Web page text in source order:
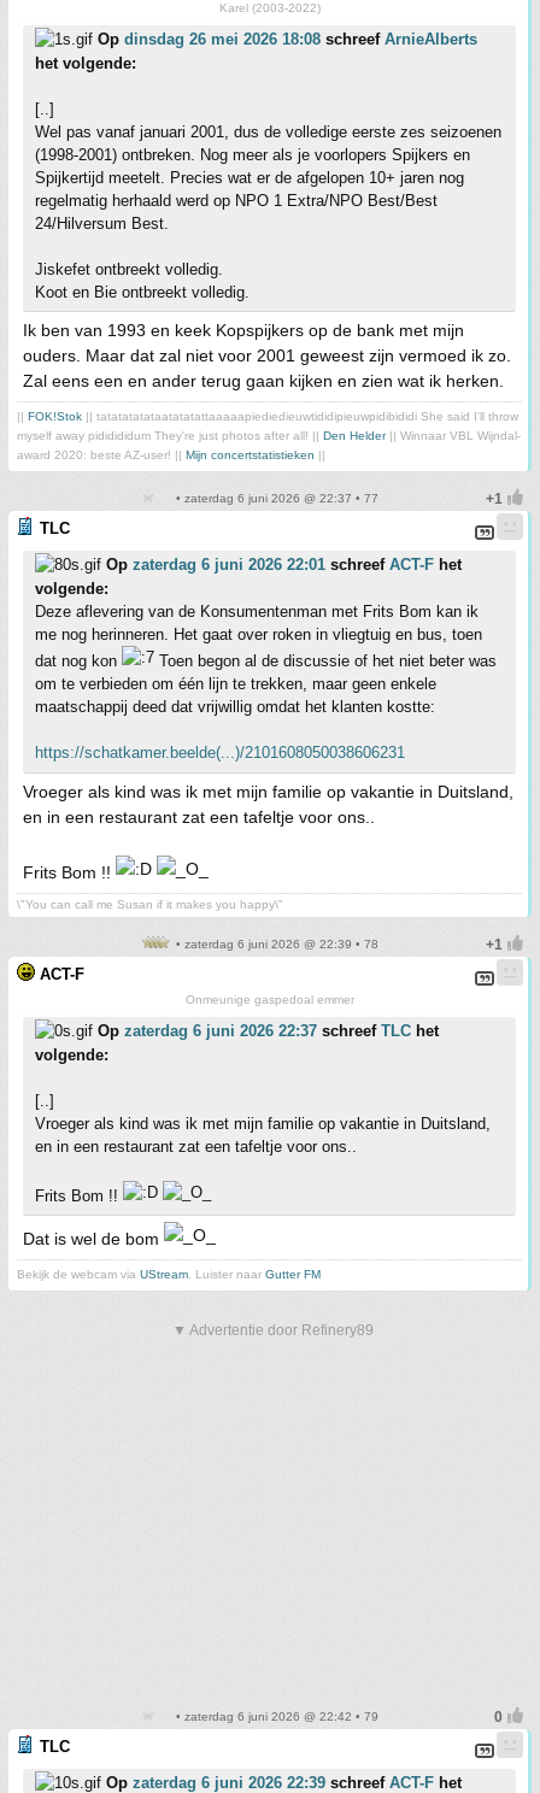
Karel (2003-2022)
Op dinsdag 26 mei 2026 18:08 schreef ArnieAlberts
het volgende:
[..]
Wel pas vanaf januari 2001, dus de volledige eerste zes seizoenen
(1998-2001) ontbreken. Nog meer als je voorlopers Spijkers en
Spijkertijd meetelt. Precies wat er de afgelopen 10+ jaren nog
regelmatig herhaald werd op NPO 1 Extra/NPO Best/Best
24/Hilversum Best.
Jiskefet ontbreekt volledig.
Koot en Bie ontbreekt volledig.
Ik ben van 1993 en keek Kopspijkers op de bank met mijn
ouders. Maar dat zal niet voor 2001 geweest zijn vermoed ik zo.
Zal eens een en ander terug gaan kijken en zien wat ik herken.
|| FOK!Stok || tatatatatataatatatattaaaaapiediedieuwtididipieuwpidibididi She said I'll throw
myself away pididididum They're just photos after all! || Den Helder|| Winnaar VBL Wijndal-
award 2020: beste AZ-user! || Mijn concertstatistieken ||
• zaterdag 6 juni 2026 @ 22:37 • 77
TLC
Op zaterdag 6 juni 2026 22:01 schreef ACT-F het
volgende:
Deze aflevering van de Konsumentenman met Frits Bom kan ik
me nog herinneren. Het gaat over roken in vliegtuig en bus, toen
dat nog kon
Toen begon al de discussie of het niet beter was
om te verbieden om één lijn te trekken, maar geen enkele
maatschappij deed dat vrijwillig omdat het klanten kostte:
https://schatkamer.beelde(...)/2101608050038606231
Vroeger als kind was ik met mijn familie op vakantie in Duitsland,
en in een restaurant zat een tafeltje voor ons..
Frits Bom !!
\"You can call me Susan if it makes you happy\"
• zaterdag 6 juni 2026 @ 22:39 • 78
ACT-F
Onmeunige gaspedoal emmer
Op zaterdag 6 juni 2026 22:37 schreef TLC het
volgende:
[..]
Vroeger als kind was ik met mijn familie op vakantie in Duitsland,
en in een restaurant zat een tafeltje voor ons..
Frits Bom !!
Dat is wel de bom
Bekijk de webcam via UStream . Luister naar Gutter FM
▼ Advertentie door Refinery89
• zaterdag 6 juni 2026 @ 22:42 • 79
TLC
Op zaterdag 6 juni 2026 22:39 schreef ACT-F het